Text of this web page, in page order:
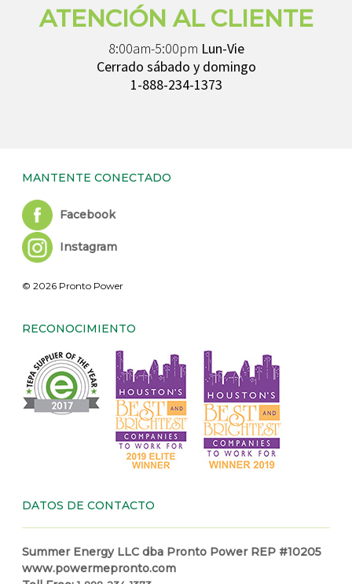
ATENCIÓN AL CLIENTE
8:00am-5:00pm Lun-Vie
Cerrado sábado y domingo
1-888-234-1373
MANTENTE CONECTADO
Facebook
Instagram
© 2026 Pronto Power
RECONOCIMIENTO
DATOS DE CONTACTO
Summer Energy LLC dba Pronto Power REP #10205
www.powermepronto.com